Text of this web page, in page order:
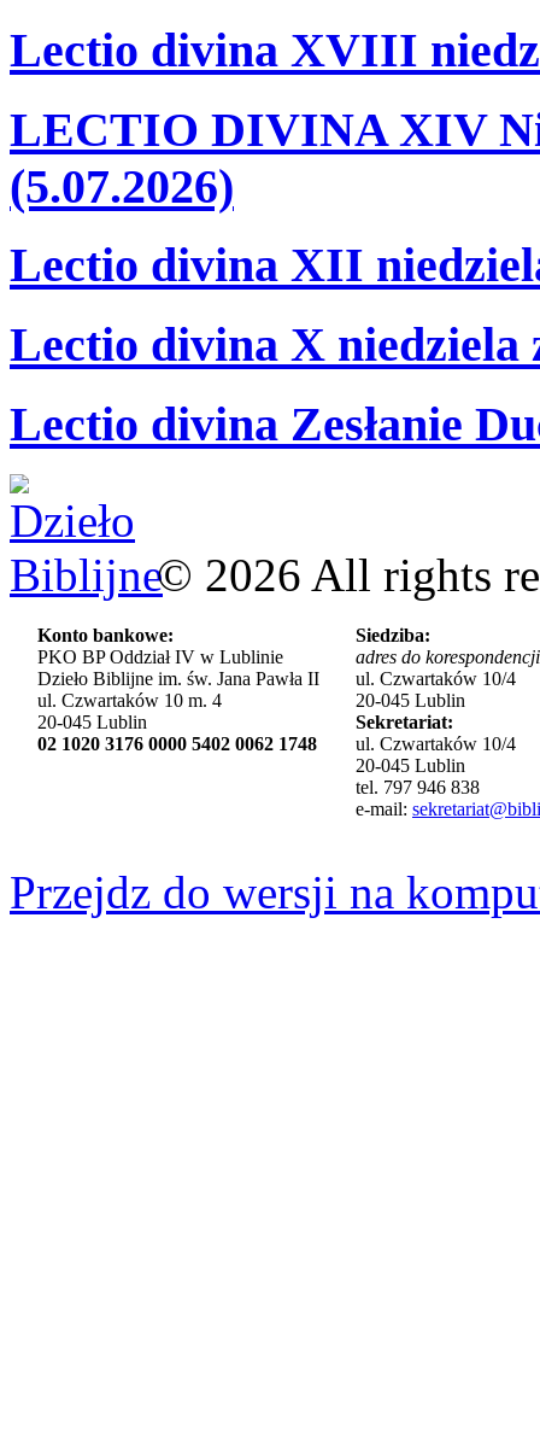
Lectio divina XVIII
LECTIO DIVINA XIV
(5.07.2026)
Lectio divina XII
Lectio divina X niedziela
Lectio divina Zesłanie
© 2026 All rights
Konto bankowe:
PKO BP Oddział IV w Lublinie
Dzieło Biblijne im. św. Jana Pawła II
ul. Czwartaków 10 m. 4
20-045 Lublin
02 1020 3176 0000 5402 0062 1748
Siedziba:
adres do
ul. Czwartaków 10/4
20-045 Lublin
Sekretariat:
ul. Czwartaków 10/4
20-045 Lublin
tel. 797 946 838
e-mail:
Przejdz do wersji na